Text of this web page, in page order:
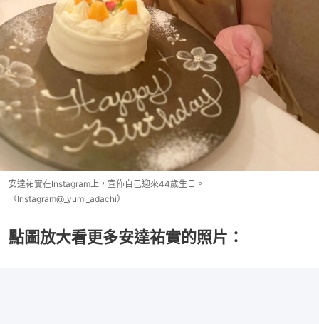
安達祐實在Instagram上，宣佈自己迎來44歲生日。
（Instagram@_yumi_adachi）
點圖放大看更多安達祐實的照片：